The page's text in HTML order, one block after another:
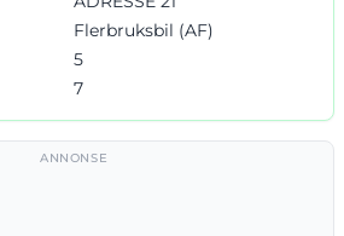
Flerbruksbil (AF)
5
7
ANNONSE